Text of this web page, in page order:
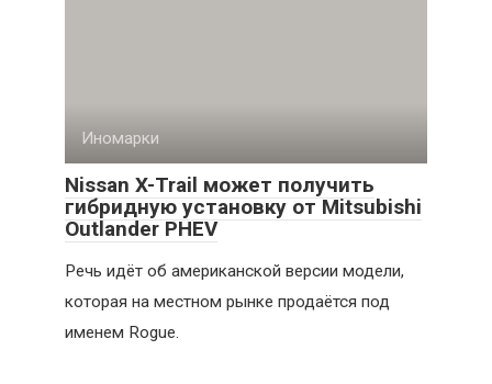
Иномарки
Nissan X-Trail может получить
гибридную установку от Mitsubishi
Outlander PHEV
Речь идёт об американской версии модели,
которая на местном рынке продаётся под
именем Rogue.